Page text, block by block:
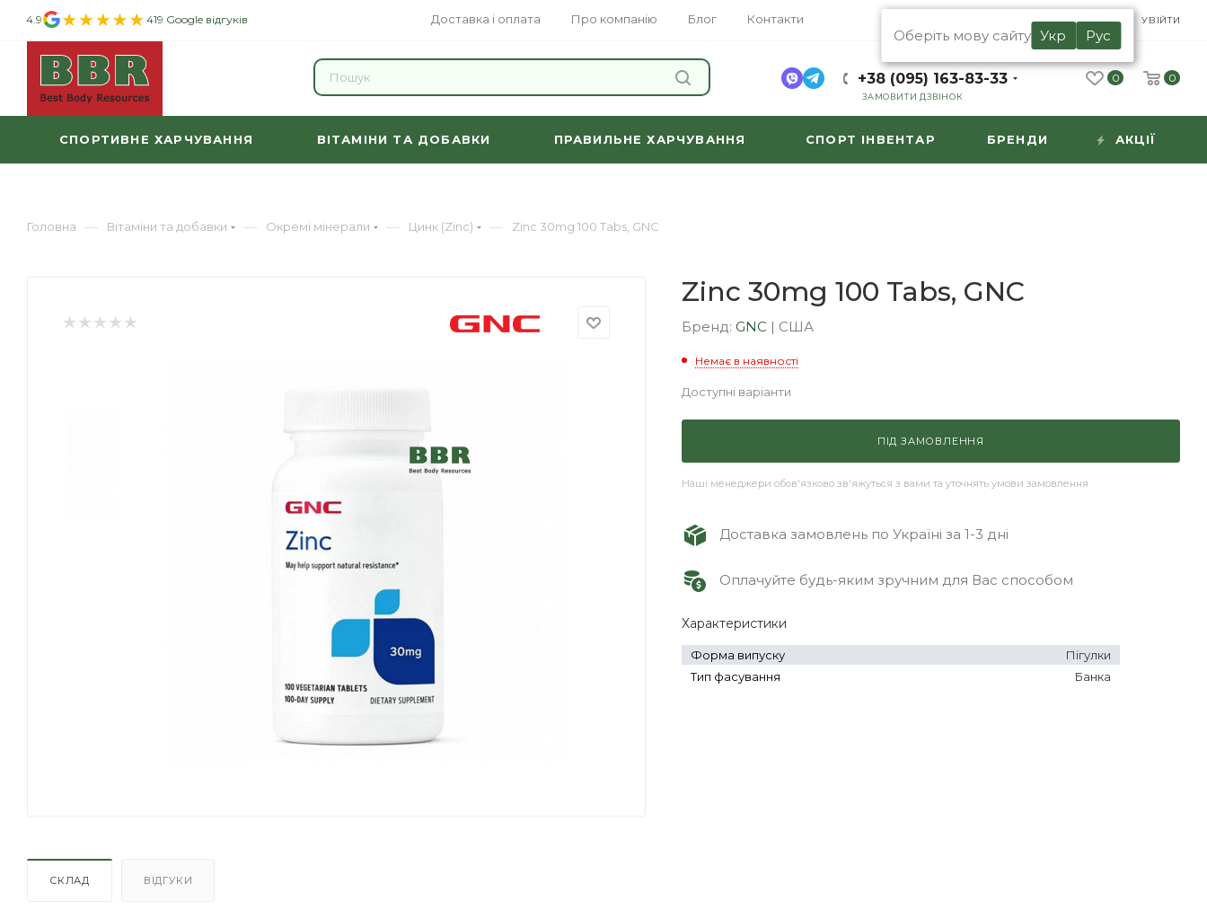
Доставка і оплата Про компанію Блог Контакти
4.9 419 Google відгуків RU
Оберіть мову сайту Укр Рус
УВІЙТИ
+38 (095) 163-83-33
ЗАМОВИТИ ДЗВІНОК
0 0
СПОРТИВНЕ ХАРЧУВАННЯ ВІТАМІНИ ТА ДОБАВКИ ПРАВИЛЬНЕ ХАРЧУВАННЯ СПОРТ ІНВЕНТАР БРЕНДИ АКЦІЇ
Головна — Вітаміни та добавки — Окремі мінерали — Цинк (Zinc) — Zinc 30mg 100 Tabs, GNC
СКЛАД ВІДГУКИ
Zinc 30mg 100 Tabs, GNC
Бренд: GNC | США
Немає в наявності
Доступні варіанти
ПІД ЗАМОВЛЕННЯ
Наші менеджери обов'язково зв'яжуться з вами та уточнять умови замовлення
Доставка замовлень по Україні за 1-3 дні
Оплачуйте будь-яким зручним для Вас способом
Характеристики
Форма випуску
Пігулки
Тип фасування
Банка